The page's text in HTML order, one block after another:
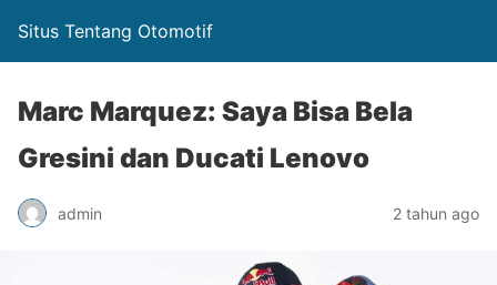
Situs Tentang Otomotif
Marc Marquez: Saya Bisa Bela
Gresini dan Ducati Lenovo
admin 2 tahun ago